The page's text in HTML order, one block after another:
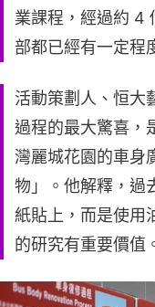
業課程，經過約 4
部都已經有一定程
活動策劃人、恒大
過程的最大驚喜，
灣麗城花園的車身
物」。他解釋，過
紙貼上，而是使用
的研究有重要價值